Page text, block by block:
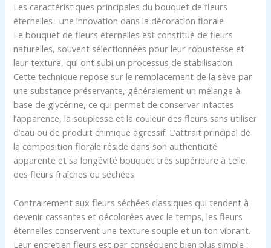
Les caractéristiques principales du bouquet de fleurs
éternelles : une innovation dans la décoration florale
Le bouquet de fleurs éternelles est constitué de fleurs
naturelles, souvent sélectionnées pour leur robustesse et
leur texture, qui ont subi un processus de stabilisation.
Cette technique repose sur le remplacement de la sève par
une substance préservante, généralement un mélange à
base de glycérine, ce qui permet de conserver intactes
l’apparence, la souplesse et la couleur des fleurs sans utiliser
d’eau ou de produit chimique agressif. L’attrait principal de
la composition florale réside dans son authenticité
apparente et sa longévité bouquet très supérieure à celle
des fleurs fraîches ou séchées.
Contrairement aux fleurs séchées classiques qui tendent à
devenir cassantes et décolorées avec le temps, les fleurs
éternelles conservent une texture souple et un ton vibrant.
Leur entretien fleurs est par conséquent bien plus simple :